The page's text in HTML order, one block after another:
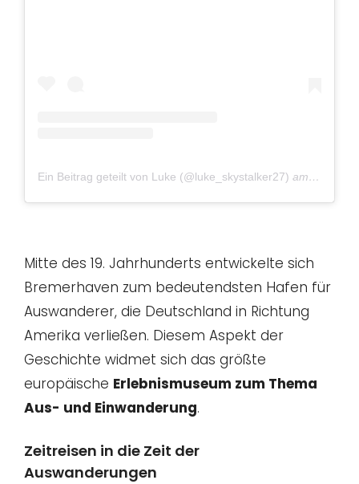
Ein Beitrag geteilt von Luke (@luke_skystalker27) am Mai 8,
Mitte des 19. Jahrhunderts entwickelte sich
Bremerhaven zum bedeutendsten Hafen für
Auswanderer, die Deutschland in Richtung
Amerika verließen. Diesem Aspekt der
Geschichte widmet sich das größte
europäische Erlebnismuseum zum Thema
Aus- und Einwanderung.
Zeitreisen in die Zeit der
Auswanderungen